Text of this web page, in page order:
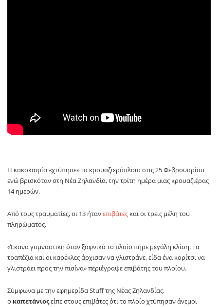
Η κακοκαιρία «χτύπησε» το κρουαζιερόπλοιο στις 25 Φεβρουαρίου
ενώ βρισκόταν στη Νέα Ζηλανδία, την τρίτη ημέρα μιας κρουαζιέρας
14 ημερών.
Από τους τραυματίες, οι 13 ήτανεπιβάτες και οι τρεις μέλη του
πληρώματος.
«Έκανα γυμναστική όταν ξαφνικά το πλοίο πήρε μεγάλη κλίση. Τα
τραπέζια και οι καρέκλες άρχισαν να γλιστράνε, είδα ένα κορίτσι να
γλιστράει προς την πισίνα» περιέγραψε επιβάτης του πλοίου.
Σύμφωνα με την εφημερίδα Stuff της Νέας Ζηλανδίας,
ο καπετάνιοςείπε στους επιβάτες ότι το πλοίο χτύπησαν άνεμοι